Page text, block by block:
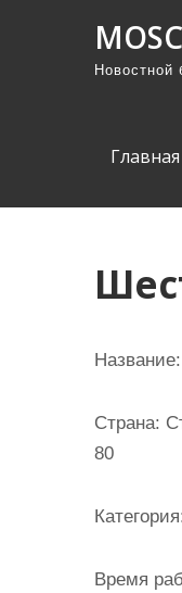
Новостной
Главная
Название:
Страна:
80
Время